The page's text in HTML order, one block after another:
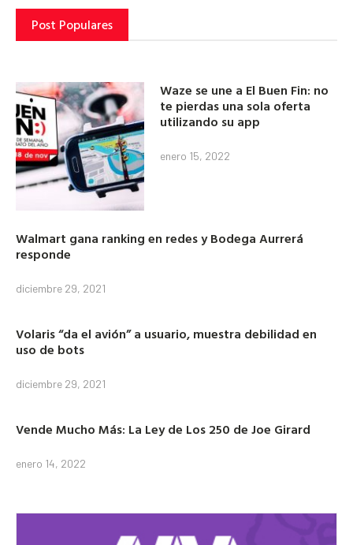
Post Populares
Waze se une a El Buen Fin: no
te pierdas una sola oferta
utilizando su app
enero 15, 2022
Walmart gana ranking en redes y Bodega Aurrerá
responde
diciembre 29, 2021
Volaris “da el avión” a usuario, muestra debilidad en
uso de bots
diciembre 29, 2021
Vende Mucho Más: La Ley de Los 250 de Joe Girard
enero 14, 2022